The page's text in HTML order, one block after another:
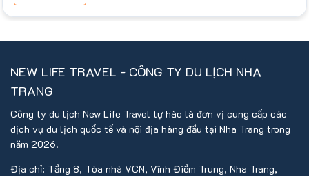
NEW LIFE TRAVEL - CÔNG TY DU LỊCH NHA
TRANG
Công ty du lịch New Life Travel tự hào là đơn vị cung cấp các
dịch vụ du lịch quốc tế và nội địa hàng đầu tại Nha Trang trong
năm 2026.
Địa chỉ: Tầng 8, Tòa nhà VCN, Vĩnh Điềm Trung, Nha Trang,